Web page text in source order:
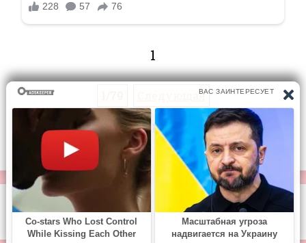
1
Следующая
Перейти на страницу:
© https://vse-knigi.org